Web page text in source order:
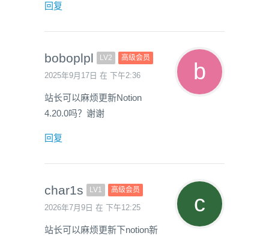
回复
boboplpl LV2 高级会员
2025年9月17日 在 下午2:36
站长可以麻烦更新Notion
4.20.0吗？谢谢
回复
char1s LV1 高级会员
2026年7月9日 在 下午12:25
站长可以麻烦更新下notion新